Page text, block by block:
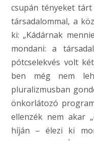
csupán tényeket
társadalommal, a
ki: „Kádárnak
mondani: a
pótcselekvés volt
ben még nem
pluralizmusban
önkorlátozó
ellenzék nem akar
híján – élezi ki